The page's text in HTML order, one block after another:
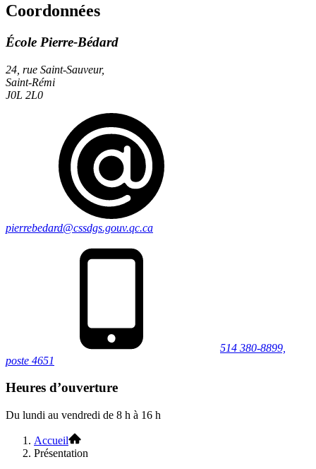
Coordonnées
École Pierre-Bédard
24, rue Saint-Sauveur,
Saint-Rémi
J0L 2L0
pierrebedard@cssdgs.gouv.qc.ca
514 380-8899,
poste 4651
Heures d’ouverture
Du lundi au vendredi de 8 h à 16 h
Accueil
Présentation